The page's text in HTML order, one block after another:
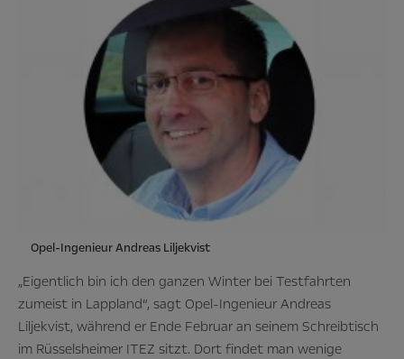
Opel-Ingenieur Andreas Liljekvist
„Eigentlich bin ich den ganzen Winter bei Testfahrten
zumeist in Lappland“, sagt Opel-Ingenieur Andreas
Liljekvist, während er Ende Februar an seinem Schreibtisch
im Rüsselsheimer ITEZ sitzt. Dort findet man wenige